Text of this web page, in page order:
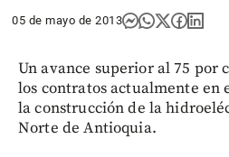
05 de mayo de 2013
Un avance superior al 75 por
los contratos actualmente en
la construcción de la
Norte de Antioquia.